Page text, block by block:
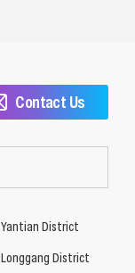
Contact Us
Yantian District
Longgang District